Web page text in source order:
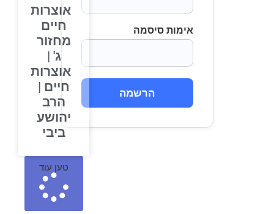
אימות סיסמה
הרשמה
אוצרות
חיים
מחזור
ג' |
אוצרות
חיים |
הרב
יהושע
ביבי
טען עוד